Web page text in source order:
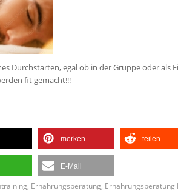
Durchstarten, egal ob in der Gruppe oder als
fit gemacht!!!
merken teilen
E-Mail
Ernährungsberatung Ernährungsberatung